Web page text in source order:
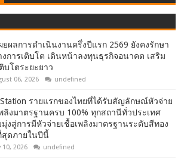
ยผลการดำเนินงานครึ่งปีแรก 2569 ยังคงรักษา
การเติบโต เดินหน้าลงทุนธุรกิจอนาคต เสริม
บโตระยะยาว
06, 2026 undefined
รายแรกของไทยที่ได้รับสัญลักษณ์หัวจ่าย
ลิงมาตรฐานครบ 100% ทุกสถานีทั่วประเทศ
งสู่การมีหัวจ่ายเชื้อเพลิงมาตรฐานระดับสีทอง
สุดภายในปีนี้
10, 2026 undefined